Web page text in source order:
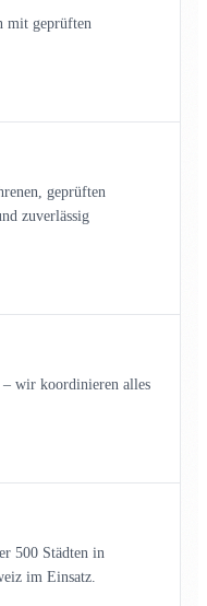
mit geprüften
geprüften
zuverlässig
– wir koordinieren alles
500 Städten in
im Einsatz.